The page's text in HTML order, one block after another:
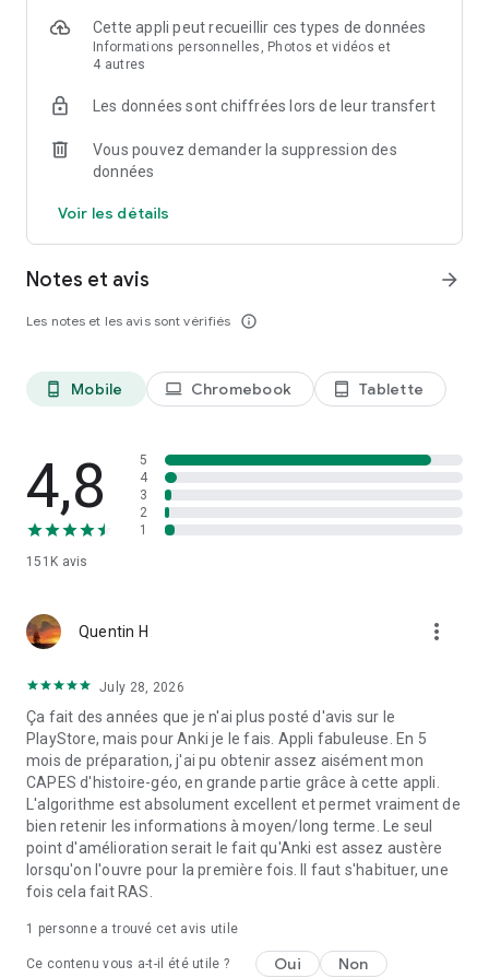
• statistiques détaillées
• synchronisation avec AnkiWeb
• open source
★ Fonctionnalités supplémentaires:
• écrire les réponses (en option)
• tableau blanc
• éditeur de cartes
• import des collections existantes (via Anki Desktop)
• intégration des dictionnaires (ColorDict, GoldenDict, Leo.org,
Aedict, divers dictionnaires web)
• ajout de cartes par l’icône de partage depuis d’autres
applications comme des dictionnaires
• système de sauvegarde
Navigation par gestes
• mode nuit
• 27 localisations
• Toutes les versions précédentes d’AnkiDroid peuvent être
téléchargées à partir du site Web. Attention, les versions 1.x
sont obsolètes et ne sont plus compatible avec Anki 2.x.
Cette appli peut recueillir ces types de données
Informations personnelles, Photos et vidéos et
4 autres
Les données sont chiffrées lors de leur transfert
Vous pouvez demander la suppression des
données
Voir les détails
Notes et avis
Les notes et les avis sont vérifiés info_outline
arrow_forward
phone_android Mobile laptop Chromebook tablet_android Tablette
4,8
151K avis
5
4
3
2
1
Quentin H more_vert
July 28, 2026
Ça fait des années que je n'ai plus posté d'avis sur le
PlayStore, mais pour Anki je le fais. Appli fabuleuse. En 5
mois de préparation, j'ai pu obtenir assez aisément mon
CAPES d'histoire-géo, en grande partie grâce à cette appli.
L'algorithme est absolument excellent et permet vraiment de
bien retenir les informations à moyen/long terme. Le seul
point d'amélioration serait le fait qu'Anki est assez austère
lorsqu'on l'ouvre pour la première fois. Il faut s'habituer, une
fois cela fait RAS.
1 personne a trouvé cet avis utile
Ce contenu vous a-t-il été utile ? Oui Non